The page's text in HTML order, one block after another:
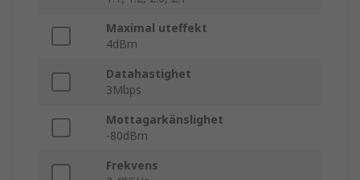
Maximal uteffekt
4dBm
Datahastighet
3Mbps
Mottagarkänslighet
-80dBm
Frekvens